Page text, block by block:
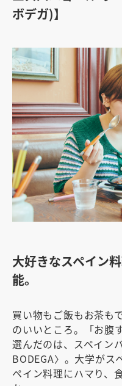
ボデガ)】
大好きなスペイン
能。
買い物もご飯もお茶も
のいいところ。「お腹
選んだのは、スペイン
BODEGA〉。大学がス
ペイン料理にハマり、